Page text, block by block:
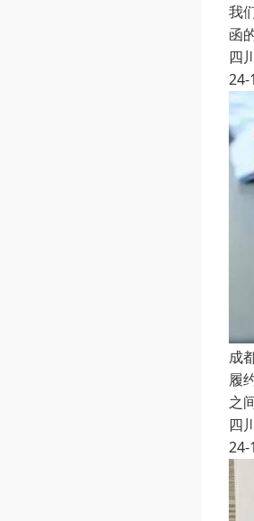
我
函
四
24-
成
履
之
四
24-